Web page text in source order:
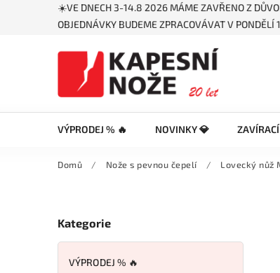
☀️VE DNECH 3-14.8 2026 MÁME ZAVŘENO Z
OBJEDNÁVKY BUDEME ZPRACOVÁVAT V
VÝPRODEJ % 🔥 NOVINKY 💎
Domů / Nože s pevnou čepelí / Lovecký nůž
Kategorie
VÝPRODEJ % 🔥